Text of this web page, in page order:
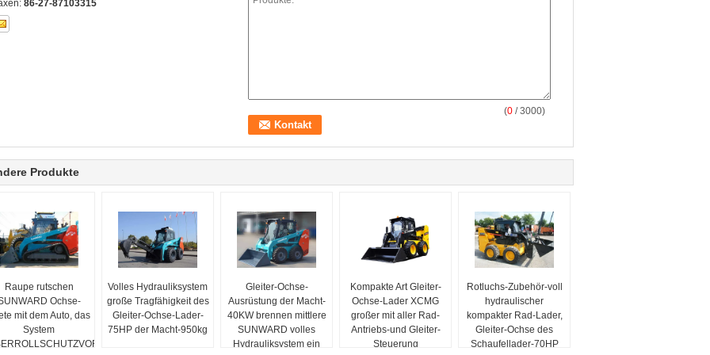
86-27-87103315
(0 / 3000)
Produkte
Raupe rutschen
Ochse-
mit dem Auto, das
System
GECKE
Volles Hydrauliksystem
große Tragfähigkeit des
Gleiter-Ochse-Lader-
75HP der Macht-950kg
Gleiter-Ochse-
Ausrüstung der Macht-
40KW brennen mittlere
SUNWARD volles
Hydrauliksystem ein
Kompakte Art Gleiter-
Ochse-Lader XCMG
großer mit aller Rad-
Antriebs-und Gleiter-
Steuerung
Rotluchs-Zubehör-voll
hydraulischer
kompakter Rad-Lader,
Gleiter-Ochse des
Schaufellader-70HP